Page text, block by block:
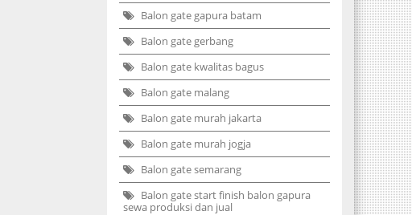
Balon gate gapura batam
Balon gate gerbang
Balon gate kwalitas bagus
Balon gate malang
Balon gate murah jakarta
Balon gate murah jogja
Balon gate semarang
Balon gate start finish balon gapura
sewa produksi dan jual